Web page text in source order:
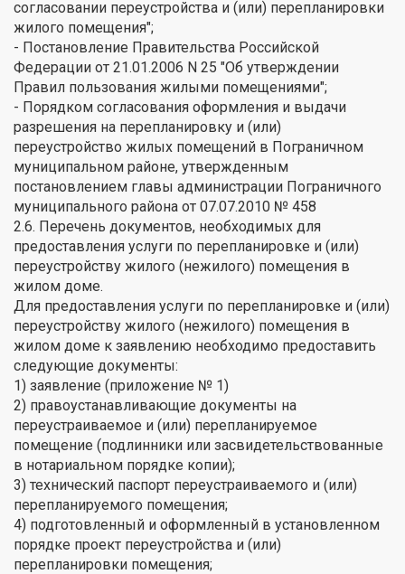
согласовании переустройства и (или) перепланировки
жилого помещения";
- Постановление Правительства Российской
Федерации от 21.01.2006 N 25 "Об утверждении
Правил пользования жилыми помещениями";
- Порядком согласования оформления и выдачи
разрешения на перепланировку и (или)
переустройство жилых помещений в Пограничном
муниципальном районе, утвержденным
постановлением главы администрации Пограничного
муниципального района от 07.07.2010 № 458
2.6. Перечень документов, необходимых для
предоставления услуги по перепланировке и (или)
переустройству жилого (нежилого) помещения в
жилом доме.
Для предоставления услуги по перепланировке и (или)
переустройству жилого (нежилого) помещения в
жилом доме к заявлению необходимо предоставить
следующие документы:
1) заявление (приложение № 1)
2) правоустанавливающие документы на
переустраиваемое и (или) перепланируемое
помещение (подлинники или засвидетельствованные
в нотариальном порядке копии);
3) технический паспорт переустраиваемого и (или)
перепланируемого помещения;
4) подготовленный и оформленный в установленном
порядке проект переустройства и (или)
перепланировки помещения;